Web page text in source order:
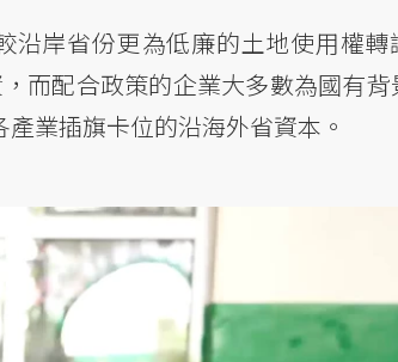
沿岸省份更為低廉的土地使用權轉
而配合政策的企業大多數為國有背
產業插旗卡位的沿海外省資本。